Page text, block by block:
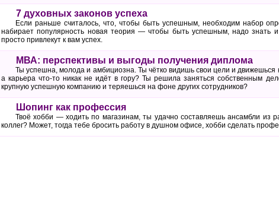
7 духовных законов успеха
Если раньше считалось, что, чтобы быть успешным, необходим набор
набирает популярность новая теория — чтобы быть успешным, надо знать
просто привлекут к вам успех.
МВА: перспективы и выгоды получения диплома
Ты успешна, молода и амбициозна. Ты чётко видишь свои цели и
а карьера что-то никак не идёт в гору? Ты решила заняться собственным
крупную успешную компанию и теряешься на фоне других сотрудников?
Шопинг как профессия
Твоё хобби — ходить по магазинам, ты удачно составляешь ансамбли из
коллег? Может, тогда тебе бросить работу в душном офисе, хобби сделать